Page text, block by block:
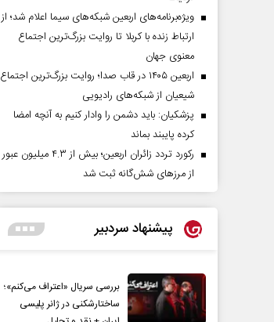
ویژه‌برنامه‌های اربعین شبکه‌های سیما اعلام شد؛ از
ارتباط زنده با کربلا تا روایت بزرگ‌ترین اجتماع
معنوی جهان
اربعین ۱۴۰۵ در قاب صدا؛ روایت بزرگ‌ترین اجتماع
شیعیان از شبکه‌های رادیویی
پزشکیان: باید دشمن را وادار کنیم به آنچه امضا
کرده پایبند بماند
رکورد تردد زائران اربعین؛ بیش از ۴.۳ میلیون عبور
از مرزهای شش‌گانه ثبت شد
پیشنهاد سردبیر
بررسی سریال «اعتراف می‌کنم»؛
ساختارشکنی در ژانر پلیسی